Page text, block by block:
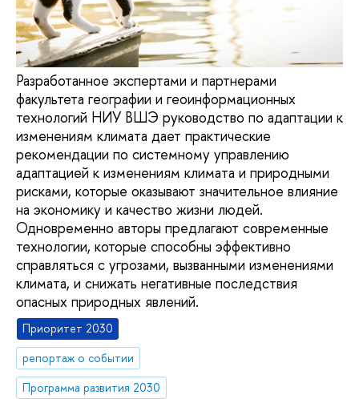
Разработанное экспертами и партнерами
факультета географии и геоинформационных
технологий НИУ ВШЭ руководство по адаптации к
изменениям климата дает практические
рекомендации по системному управлению
адаптацией к изменениям климата и природными
рисками, которые оказывают значительное влияние
на экономику и качество жизни людей.
Одновременно авторы предлагают современные
технологии, которые способны эффективно
справляться с угрозами, вызванными изменениями
климата, и снижать негативные последствия
опасных природных явлений.
Приоритет 2030
репортаж о событии
Программа развития 2030